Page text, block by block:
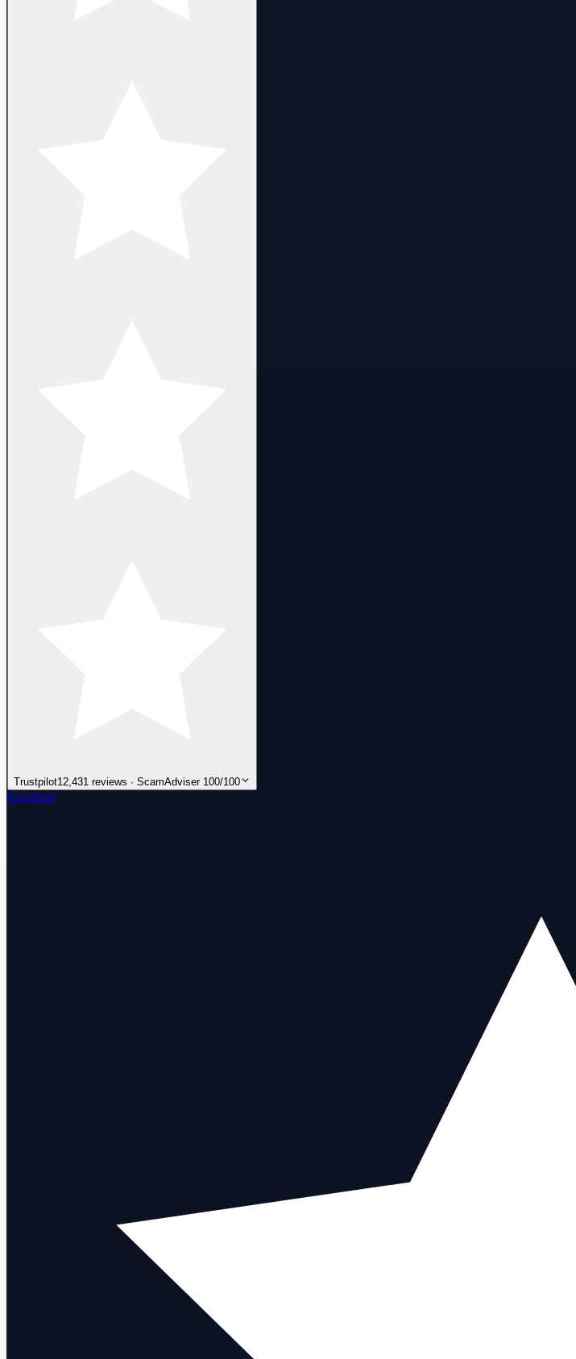
Trustpilot12,431 reviews · ScamAdviser 100/100
Excellent